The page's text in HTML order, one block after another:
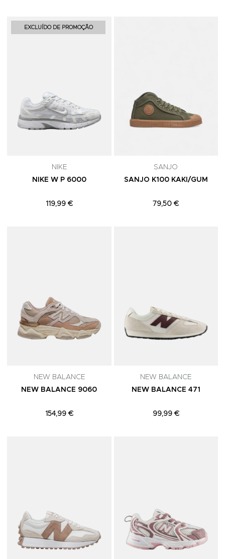
EXCLUÍDO DE PROMOÇÃO
NIKE
NIKE W P 6000
119,99 €
SANJO
SANJO K100 KAKI/GUM
79,50 €
NEW BALANCE
NEW BALANCE 9060
154,99 €
NEW BALANCE
NEW BALANCE 471
99,99 €